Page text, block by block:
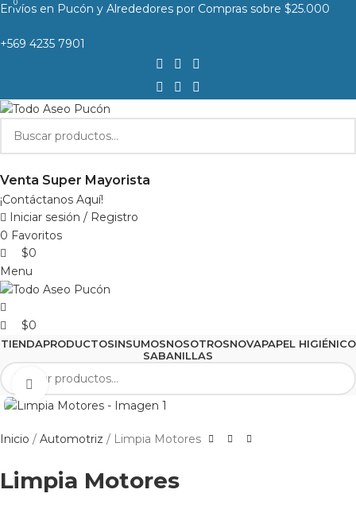
Envíos en Pucón y Alrededores por Compras sobre $25.000
+569 4235 7901
Venta Super Mayorista
¡Contáctanos Aquí!
Iniciar sesión / Registro
0 Favoritos
0
$0
Menu
0
$0
TIENDAPRODUCTOSINSUMOSNOSOTROSNOVAPAPEL HIGIÉNICO
SABANILLAS
Clic para agrandar
Inicio Automotriz Limpia Motores
Limpia Motores